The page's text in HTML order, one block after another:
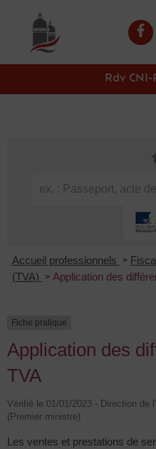
principal
Rdv CNI-
Accueil professionnels >
(TVA)
> Application des
Fiche pratique
Application des
TVA
Vérifié le 01/01/2023 - Direction de
(Premier ministre)
Les ventes et prestations de